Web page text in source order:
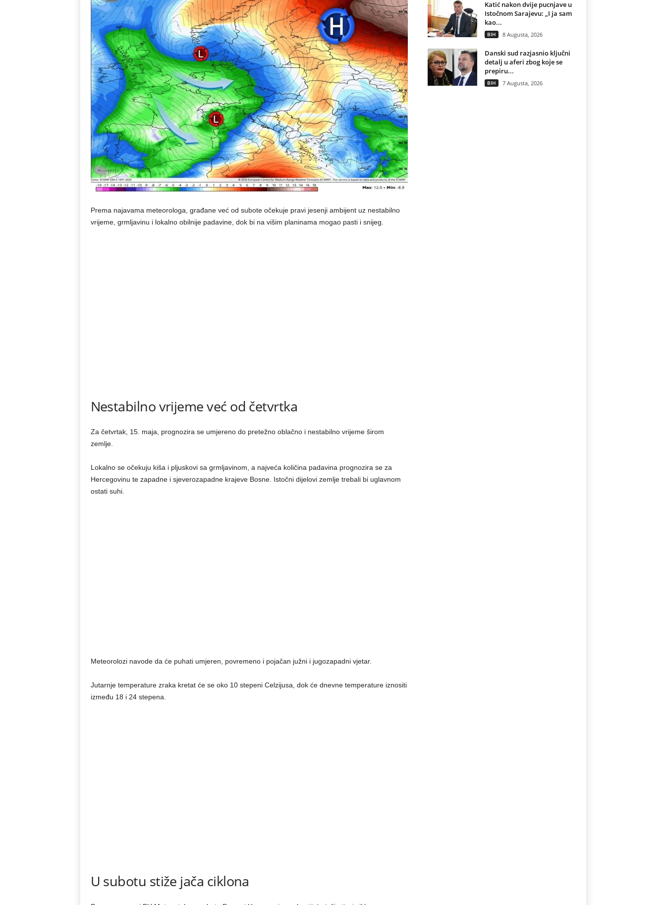
Prema najavama meteorologa, građane već od subote očekuje pravi jesenji ambijent uz nestabilno
vrijeme, grmljavinu i lokalno obilnije padavine, dok bi na višim planinama mogao pasti i snijeg.
Nestabilno vrijeme već od četvrtka
Za četvrtak, 15. maja, prognozira se umjereno do pretežno oblačno i nestabilno vrijeme širom
zemlje.
Lokalno se očekuju kiša i pljuskovi sa grmljavinom, a najveća količina padavina prognozira se za
Hercegovinu te zapadne i sjeverozapadne krajeve Bosne. Istočni dijelovi zemlje trebali bi uglavnom
ostati suhi.
Meteorolozi navode da će puhati umjeren, povremeno i pojačan južni i jugozapadni vjetar.
Jutarnje temperature zraka kretat će se oko 10 stepeni Celzijusa, dok će dnevne temperature iznositi
između 18 i 24 stepena.
U subotu stiže jača ciklona
Katić nakon dvije pucnjave u
Istočnom Sarajevu: „I ja sam
kao...
BIH 8 Augusta, 2026
Danski sud razjasnio ključni
detalj u aferi zbog koje se
prepiru...
BIH 7 Augusta, 2026